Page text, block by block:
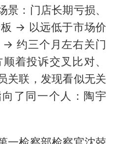
景：门店长期亏损、
→ 以远低于市场价
→ 约三个月左右关门
着投诉交叉比对、
关联，发现看似无关
了同一个人：陶宇